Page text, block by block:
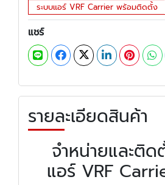
ระบบแอร์ VRF Carrier พร้อมติดตั้ง
แชร์
รายละเอียดสินค้า
จำหน่ายและติด
แอร์ VRF